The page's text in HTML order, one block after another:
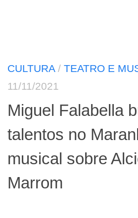
CULTURA / TEATRO E
11/11/2021
Miguel Falabella
talentos no
musical sobre
Marrom